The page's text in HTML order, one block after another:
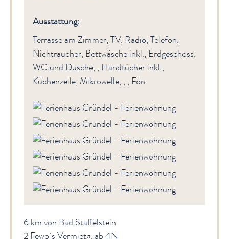
Ausstattung:
Terrasse am Zimmer, TV, Radio, Telefon,
Nichtraucher, Bettwäsche inkl., Erdgeschoss,
WC und Dusche, , Handtücher inkl.,
Küchenzeile, Mikrowelle, , , Fön
6 km von Bad Staffelstein
2 Fewo´s Vermietg. ab 4N